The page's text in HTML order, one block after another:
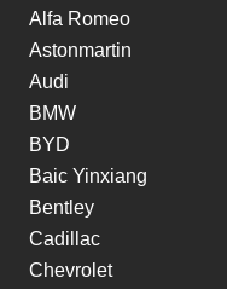
Alfa Romeo
Astonmartin
Audi
BMW
BYD
Baic Yinxiang
Bentley
Cadillac
Chevrolet